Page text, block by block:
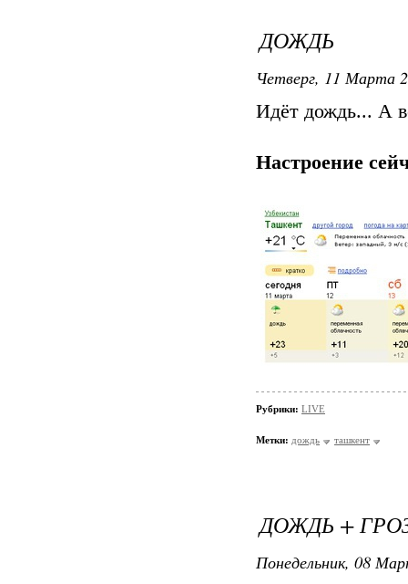
ДОЖДЬ
Четверг, 11 Марта
Идёт дождь... А
Настроение
Рубрики: LIVE
Метки: дождь ташкент
ДОЖДЬ +
Понедельник, 08